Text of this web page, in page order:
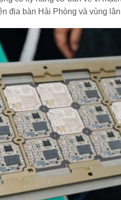
địa bàn Hải Phòng và vùng